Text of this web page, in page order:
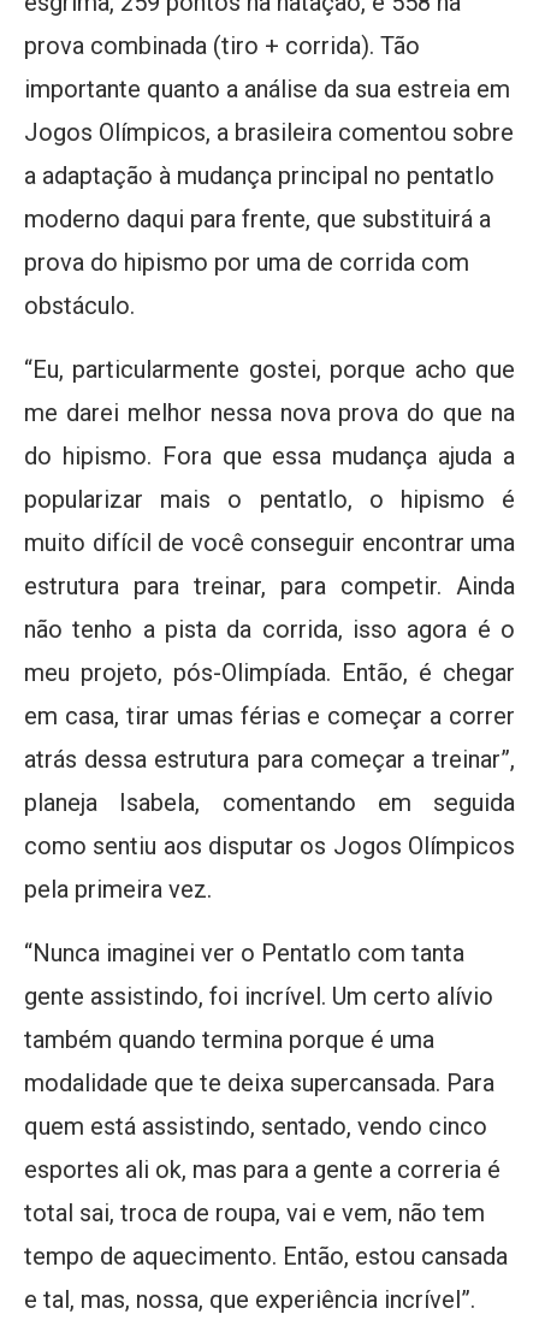
prova combinada (tiro + corrida). Tão
importante quanto a análise da sua estreia em
Jogos Olímpicos, a brasileira comentou sobre
a adaptação à mudança principal no pentatlo
moderno daqui para frente, que substituirá a
prova do hipismo por uma de corrida com
obstáculo.
“Eu, particularmente gostei, porque acho que
me darei melhor nessa nova prova do que na
do hipismo. Fora que essa mudança ajuda a
popularizar mais o pentatlo, o hipismo é
muito difícil de você conseguir encontrar uma
estrutura para treinar, para competir. Ainda
não tenho a pista da corrida, isso agora é o
meu projeto, pós-Olimpíada. Então, é chegar
em casa, tirar umas férias e começar a correr
atrás dessa estrutura para começar a treinar”,
planeja Isabela, comentando em seguida
como sentiu aos disputar os Jogos Olímpicos
pela primeira vez.
“Nunca imaginei ver o Pentatlo com tanta
gente assistindo, foi incrível. Um certo alívio
também quando termina porque é uma
modalidade que te deixa supercansada. Para
quem está assistindo, sentado, vendo cinco
esportes ali ok, mas para a gente a correria é
total sai, troca de roupa, vai e vem, não tem
tempo de aquecimento. Então, estou cansada
e tal, mas, nossa, que experiência incrível”.